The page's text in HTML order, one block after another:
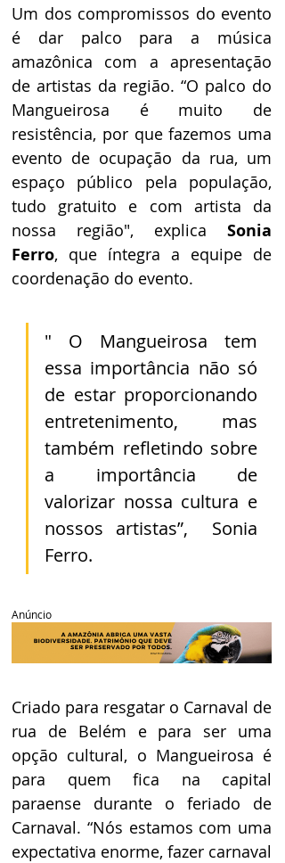
Um dos compromissos do evento
é dar palco para a música
amazônica com a apresentação
de artistas da região. “O palco do
Mangueirosa é muito de
resistência, por que fazemos uma
evento de ocupação da rua, um
espaço público pela população,
tudo gratuito e com artista da
nossa região", explica Sonia
Ferro, que íntegra a equipe de
coordenação do evento.
" O Mangueirosa tem
essa importância não só
de estar proporcionando
entretenimento, mas
também refletindo sobre
a importância de
valorizar nossa cultura e
nossos artistas”,  Sonia
Ferro.
Anúncio
Criado para resgatar o Carnaval de
rua de Belém e para ser uma
opção cultural, o Mangueirosa é
para quem fica na capital
paraense durante o feriado de
Carnaval. “Nós estamos com uma
expectativa enorme, fazer carnaval